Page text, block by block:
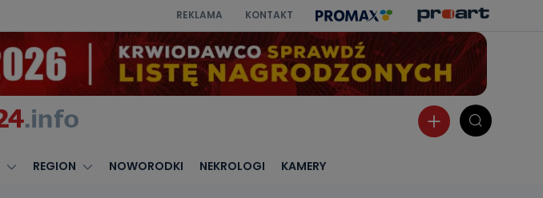
REKLAMA KONTAKT
REGION NOWORODKI NEKROLOGI KAMERY